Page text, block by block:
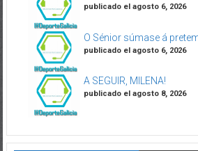
publicado el agosto 6, 2026
O Sénior súmase á
publicado el agosto 6, 2026
A SEGUIR, MILENA!
publicado el agosto 8, 2026